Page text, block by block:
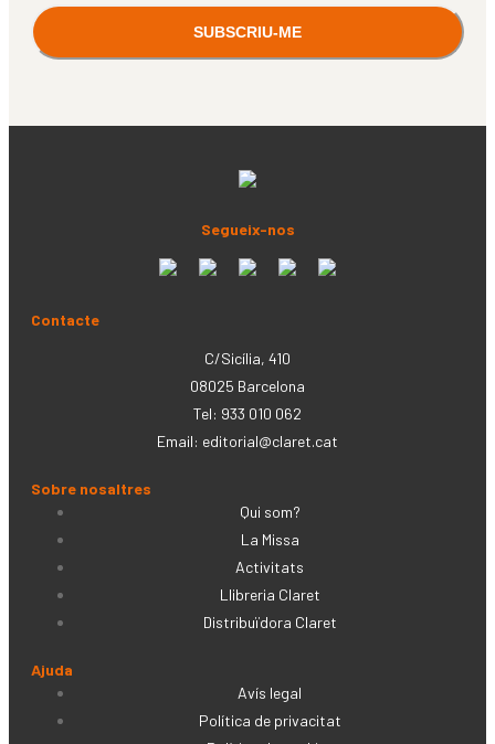
Segueix-nos
Contacte
C/Sicília, 410
08025 Barcelona
Tel: 933 010 062
Email: editorial@claret.cat
Sobre nosaltres
Qui som?
La Missa
Activitats
Llibreria Claret
Distribuïdora Claret
Ajuda
Avís legal
Política de privacitat